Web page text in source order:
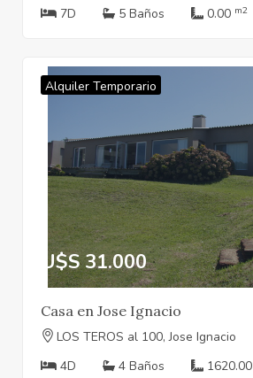
7D
5 Baños 0.00 m2
Alquiler Temporario
U$S 31.000
Casa en Jose Ignacio
LOS TEROS al 100, Jose Ignacio
4D
4 Baños 1620.00